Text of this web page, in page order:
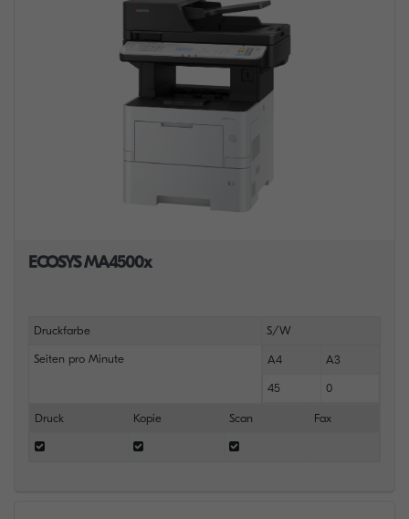
ECOSYS MA4500x
Druckfarbe S/W
Seiten pro Minute A4 A3
45 0
Druck Kopie Scan Fax